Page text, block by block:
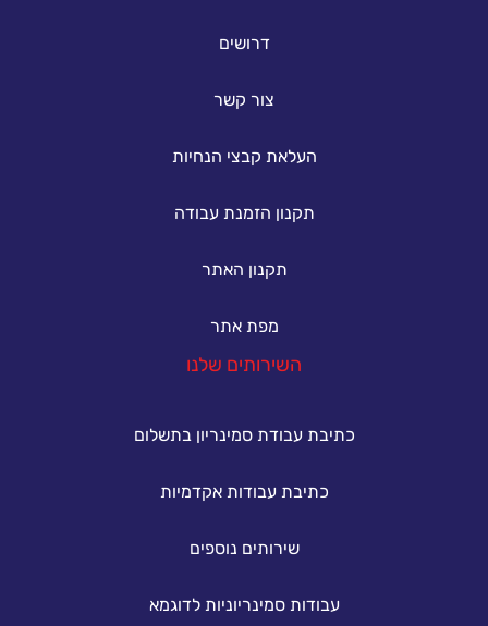
דרושים
צור קשר
העלאת קבצי הנחיות
תקנון הזמנת עבודה
תקנון האתר
מפת אתר
השירותים שלנו
כתיבת עבודת סמינריון בתשלום
כתיבת עבודות אקדמיות
שירותים נוספים
עבודות סמינריוניות לדוגמא